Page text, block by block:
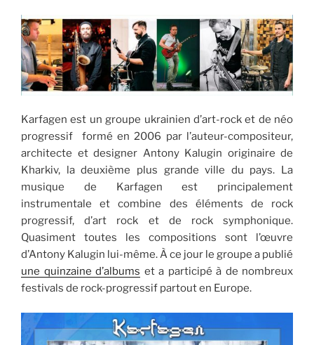
Karfagen est un groupe ukrainien d’art-rock et de néo
progressif formé en 2006 par l’auteur-compositeur,
architecte et designer Antony Kalugin originaire de
Kharkiv, la deuxième plus grande ville du pays. La
musique de Karfagen est principalement
instrumentale et combine des éléments de rock
progressif, d’art rock et de rock symphonique.
Quasiment toutes les compositions sont l’œuvre
d’Antony Kalugin lui-même. À ce jour le groupe a publié
une quinzaine d’albums et a participé à de nombreux
festivals de rock-progressif partout en Europe.